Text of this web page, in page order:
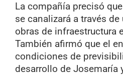
La compañía precisó
se canalizará a través
obras de infraestructura
También afirmó que el
condiciones de
desarrollo de Josemaría